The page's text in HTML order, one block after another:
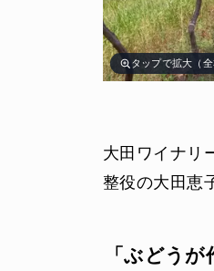
タップで拡大（
大田ワイナリ
整役の大田恵
「ぶどう